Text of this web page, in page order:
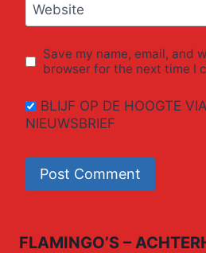
Website
Save my name, email, and
browser for the next time I
BLIJF OP DE HOOGTE
NIEUWSBRIEF
FLAMINGO’S –